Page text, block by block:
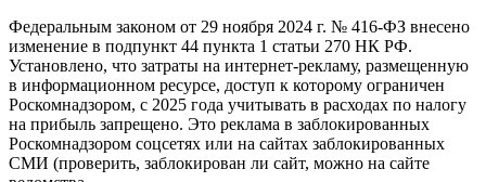
Федеральным законом от 29 ноября 2024 г. № 416-ФЗ внесено
изменение в подпункт 44 пункта 1 статьи 270 НК РФ.
Установлено, что затраты на интернет-рекламу, размещенную
в информационном ресурсе, доступ к которому ограничен
Роскомнадзором, с 2025 года учитывать в расходах по налогу
на прибыль запрещено. Это реклама в заблокированных
Роскомнадзором соцсетях или на сайтах заблокированных
СМИ (проверить, заблокирован ли сайт, можно на сайте